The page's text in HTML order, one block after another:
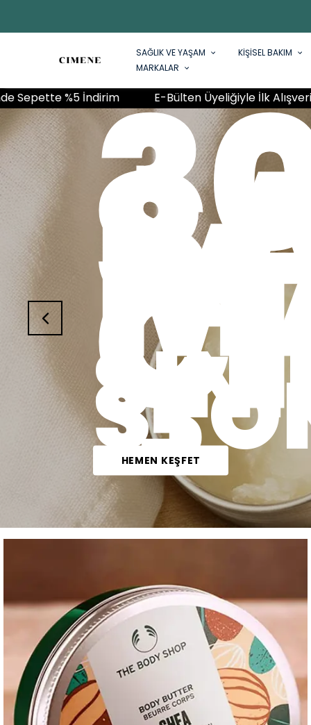
SAĞLIK VE YAŞAM KİŞİSEL BAKIM
MARKALAR
İlk Alışverişinde Sepette %5 İndirim E-
HEMEN KEŞFET